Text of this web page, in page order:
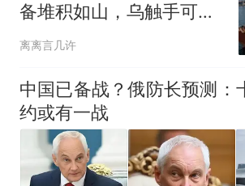
备堆积如山，乌触手可得
就是拿不到
离离言几许
中国已备战？俄防长预测：
约或有一战